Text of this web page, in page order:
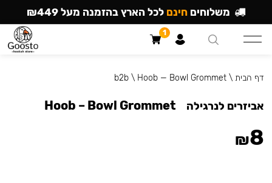
דף הבית \
b2b\ Hoob — Bowl Grommet
אביזרים לנרגילה Hoob – Bowl Grommet
₪8
משלוחים חינם לכל הארץ בהזמנה מעל ₪449
1